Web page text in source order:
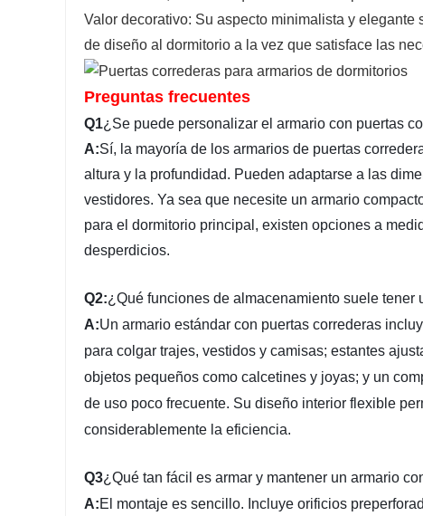
Valor decorativo: Su aspecto minimalista y
de diseño al dormitorio a la vez que satisface las
Preguntas frecuentes
Q1¿Se puede personalizar el armario con puertas
A:Sí, la mayoría de los armarios de puertas
altura y la profundidad. Pueden adaptarse a las
vestidores. Ya sea que necesite un armario
para el dormitorio principal, existen opciones a
desperdicios.
Q2:¿Qué funciones de almacenamiento suele tener
A:Un armario estándar con puertas correderas
para colgar trajes, vestidos y camisas; estantes
objetos pequeños como calcetines y joyas; y un
de uso poco frecuente. Su diseño interior flexible
considerablemente la eficiencia.
Q3¿Qué tan fácil es armar y mantener un armario
A:El montaje es sencillo. Incluye orificios